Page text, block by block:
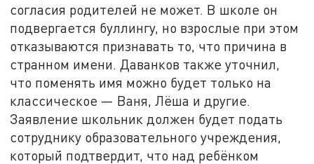
согласия родителей не может. В школе он
подвергается буллингу, но взрослые при этом
отказываются признавать то, что причина в
странном имени. Даванков также уточнил,
что поменять имя можно будет только на
классическое — Ваня, Лёша и другие.
Заявление школьник должен будет подать
сотруднику образовательного учреждения,
который подтвердит, что над ребёнком